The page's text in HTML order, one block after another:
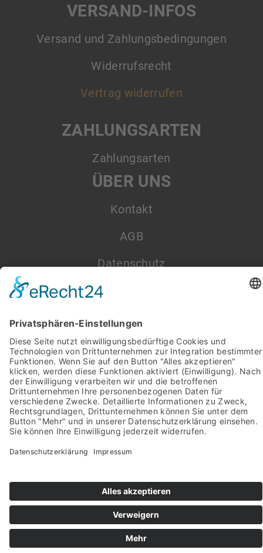
VERSAND-INFOS
Versand und Zahlungsbedingungen
Widerrufsrecht
Vertrag widerrufen
ZAHLUNGSARTEN
Zahlungsarten
ÜBER UNS
Kontakt
AGB
Datenschutz
Impressum
Pictures from:www.freepik.com